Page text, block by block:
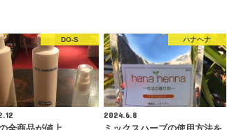
DO-S ハナヘナ
2024.6.8